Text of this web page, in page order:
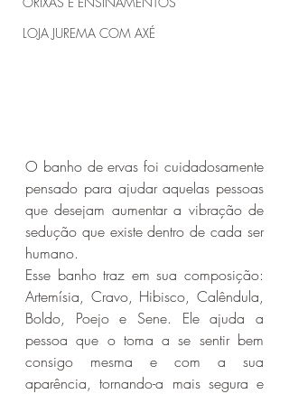
LOJA JUREMA COM AXÉ
O banho de ervas foi cuidadosamente
pensado para ajudar aquelas pessoas
que desejam aumentar a vibração de
sedução que existe dentro de cada ser
humano.
Esse banho traz em sua composição:
Artemísia, Cravo, Hibisco, Calêndula,
Boldo, Poejo e Sene. Ele ajuda a
pessoa que o toma a se sentir bem
consigo mesma e com a sua
aparência, tornando-a mais segura e